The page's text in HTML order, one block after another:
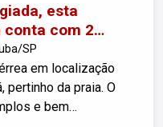
esta
com 2
em uma das
de
à praia.
SP
da praia. O
e bem